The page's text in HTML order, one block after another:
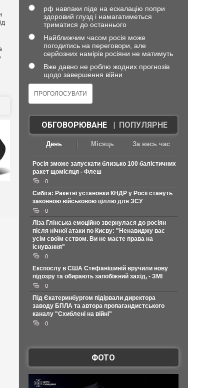
рф навпаки піде на ескалацію попри
здоровий глузд і намагатиметься
триматися до останнього
Найближчим часом росія може
погодитись на переговори, але
серйозних намірів росіяни не матимуть
Вже давно не роблю жодних прогнозів
щодо завершення війни
ОБГОВОРЮВАНЕ| ПОПУЛЯРНЕ
День Місяць За весь час
Росія зможе запускати близько 100 балістичних
ракет щомісяця - Флеш
0
Сибіга: Ракетні установки КНДР у Росії стануть
законною військовою ціллю для ЗСУ
0
Ліза Глінська емоційно звернулася до росіян
після нічної атаки по Києву: "Ненавиджу вас
усім своїм єством. Ви не маєте права на
існування"
0
Експослу в США Стефанішиній вручили нову
підозру та обирають запобіжний захід, - ЗМІ
0
Під Єкатеринбургом підірвали директора
заводу БПЛА та автора пропагандистського
каналу "Схиблені на війні"
0
ФОТО